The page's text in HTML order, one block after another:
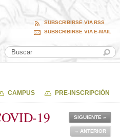
SUBSCRIBIRSE VIA RSS
SUBSCRIBIRSE VIA E-MAIL
CAMPUS PRE-INSCRIPCIÓN
19 SIGUIENTE »
« ANTERIOR